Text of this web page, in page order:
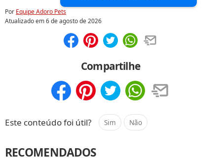
Por Equipe Adoro Pets
Atualizado em6 de agosto de 2026
Compartilhe
Este conteúdo foi útil? Sim Não
RECOMENDADOS